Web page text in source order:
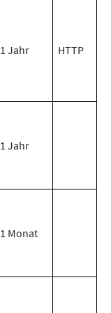
1 Jahr HTTP
1 Jahr
1 Monat